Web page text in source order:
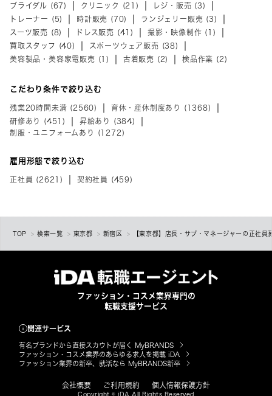
ブライダル (67)
クリニック (21)
レジ・販売 (3)
トレーナー (5)
時計販売 (70)
ランジェリー販売 (3)
スーツ販売 (8)
ドレス販売 (41)
撮影・映像制作 (1)
買取スタッフ (40)
スポーツウェア販売 (38)
美容製品・美容家電販売 (1)
古着販売 (2) 検品作業 (2)
こだわり条件で絞り込む
残業20時間未満 (2560)
育休・産休制度あり (1368)
研修あり (451)
昇給あり (384)
制服・ユニフォームあり (1272)
雇用形態で絞り込む
正社員 (2621) 契約社員 (459)
TOP 検索一覧 東京都 新宿区 【東京都】店長・サブ・マネージャーの正社
ファッション・コスメ業界専門の
転職支援サービス
関連サービス
有名ブランドから直接スカウトが届く MyBRANDS
ファッション・コスメ業界のあらゆる求人を掲載 iDA
ファッション業界の新卒、就活なら MyBRANDS新卒
会社概要 ご利用規約 個人情報保護方針
Copyright © iDA All Rights Reserved